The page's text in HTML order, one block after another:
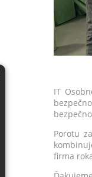
IT
Porotu
firma